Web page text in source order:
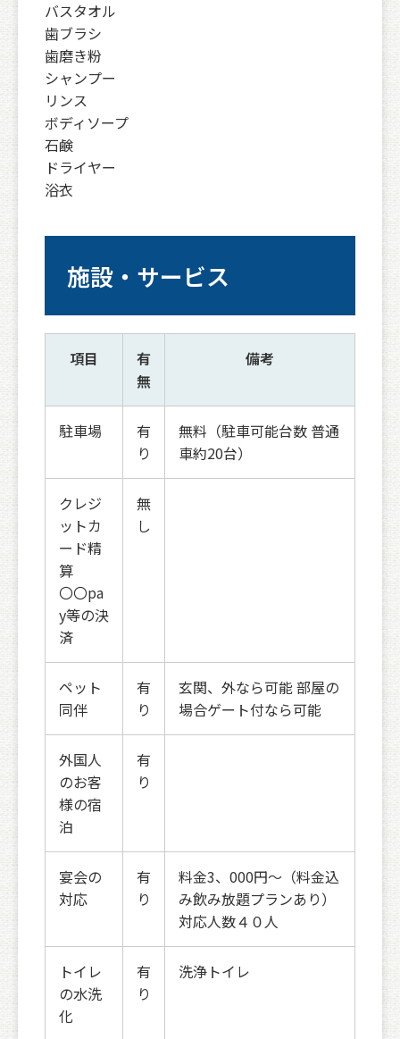
バスタオル
歯ブラシ
歯磨き粉
シャンプー
リンス
ボディソープ
石鹸
ドライヤー
浴衣
施設・サービス
項目
有
無
備考
駐車場
有
り
無料（駐車可能台数 普通
車約20台）
クレジ
ットカ
ード精
算
〇〇pa
y等の決
済
無
し
ペット
同伴
有
り
玄関、外なら可能 部屋の
場合ゲート付なら可能
外国人
のお客
様の宿
泊
有
り
宴会の
対応
有
り
料金3、000円～（料金込
み飲み放題プランあり）
対応人数４０人
トイレ
の水洗
化
有
り
洗浄トイレ